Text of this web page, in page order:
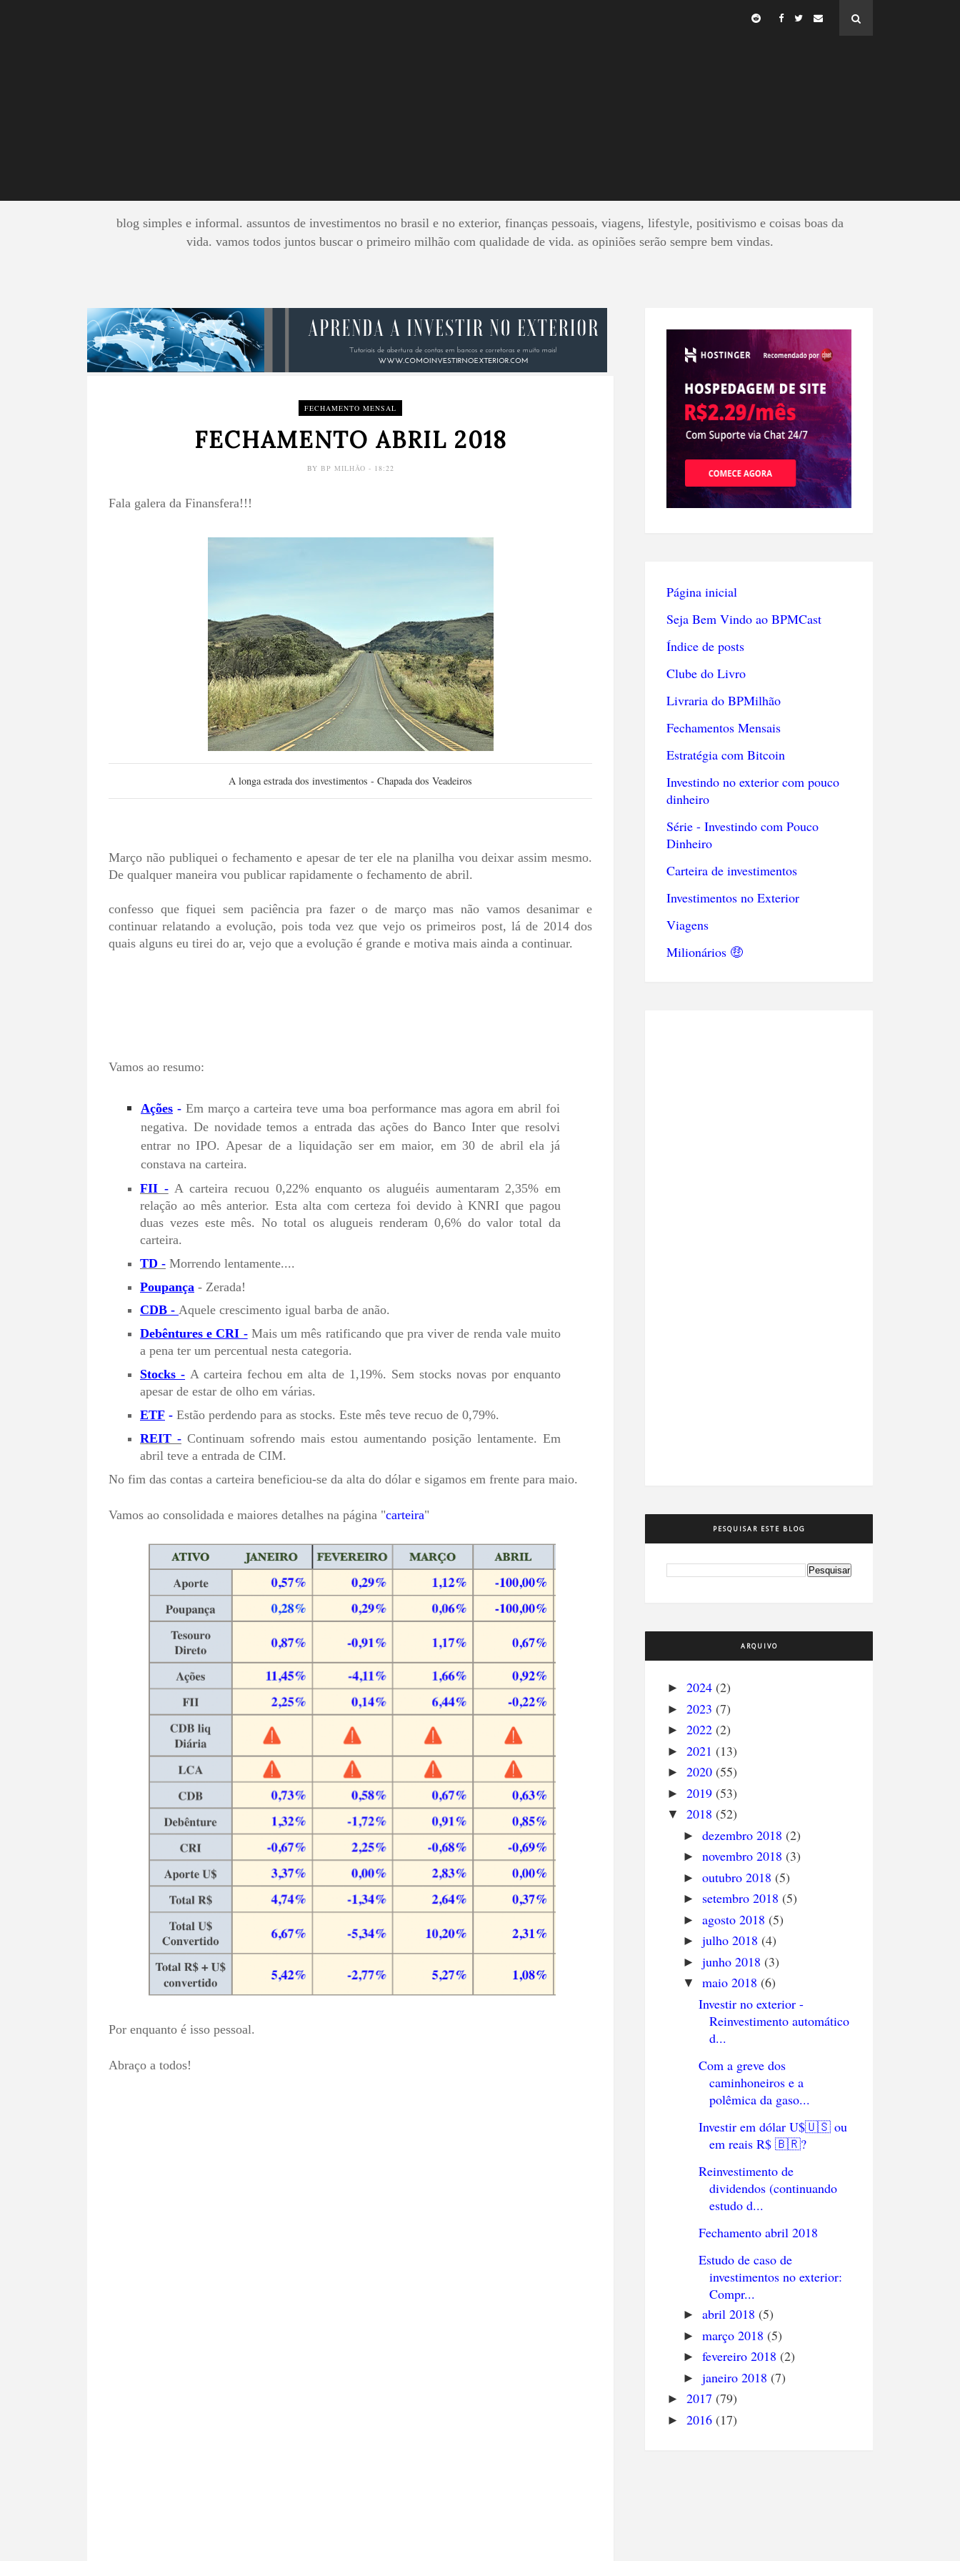
blog simples e informal. assuntos de investimentos no brasil e no exterior, finanças pessoais, viagens, lifestyle, positivismo e coisas boas da
vida. vamos todos juntos buscar o primeiro milhão com qualidade de vida. as opiniões serão sempre bem vindas.
FECHAMENTO MENSAL
FECHAMENTO ABRIL 2018
BY BP MILHÃO - 18:22
Fala galera da Finansfera!!!
A longa estrada dos investimentos - Chapada dos Veadeiros
Março não publiquei o fechamento e apesar de ter ele na planilha vou deixar assim mesmo.
De qualquer maneira vou publicar rapidamente o fechamento de abril.
confesso que fiquei sem paciência pra fazer o de março mas não vamos desanimar e
continuar relatando a evolução, pois toda vez que vejo os primeiros post, lá de 2014 dos
quais alguns eu tirei do ar, vejo que a evolução é grande e motiva mais ainda a continuar.
Vamos ao resumo:
Ações -Em março a carteira teve uma boa performance mas agora em abril foi
negativa. De novidade temos a entrada das ações do Banco Inter que resolvi
entrar no IPO. Apesar de a liquidação ser em maior, em 30 de abril ela já
constava na carteira.
FII -A carteira recuou 0,22% enquanto os aluguéis aumentaram 2,35% em
relação ao mês anterior. Esta alta com certeza foi devido à KNRI que pagou
duas vezes este mês. No total os alugueis renderam 0,6% do valor total da
carteira.
TD - Morrendo lentamente....
Poupança - Zerada!
CDB - Aquele crescimento igual barba de anão.
Debêntures e CRI -Mais um mês ratificando que pra viver de renda vale muito
a pena ter um percentual nesta categoria.
Stocks - A carteira fechou em alta de 1,19%. Sem stocks novas por enquanto
apesar de estar de olho em várias.
ETF - Estão perdendo para as stocks. Este mês teve recuo de 0,79%.
REIT - Continuam sofrendo mais estou aumentando posição lentamente. Em
abril teve a entrada de CIM.
No fim das contas a carteira beneficiou-se da alta do dólar e sigamos em frente para maio.
Vamos ao consolidada e maiores detalhes na página "carteira"
Por enquanto é isso pessoal.
Abraço a todos!
Página inicial
Seja Bem Vindo ao BPMCast
Índice de posts
Clube do Livro
Livraria do BPMilhão
Fechamentos Mensais
Estratégia com Bitcoin
Investindo no exterior com pouco
dinheiro
Série - Investindo com Pouco
Dinheiro
Carteira de investimentos
Investimentos no Exterior
Viagens
Milionários 🤑
PESQUISAR ESTE BLOG
ARQUIVO
► 2024 (2)
► 2023 (7)
► 2022 (2)
► 2021 (13)
► 2020 (55)
► 2019 (53)
▼ 2018 (52)
► dezembro 2018 (2)
► novembro 2018 (3)
► outubro 2018 (5)
► setembro 2018 (5)
► agosto 2018 (5)
► julho 2018 (4)
► junho 2018 (3)
▼ maio 2018 (6)
Investir no exterior -
Reinvestimento automático
d...
Com a greve dos
caminhoneiros e a
polêmica da gaso...
Investir em dólar U$🇺🇸 ou
em reais R$ 🇧🇷?
Reinvestimento de
dividendos (continuando
estudo d...
Fechamento abril 2018
Estudo de caso de
investimentos no exterior:
Compr...
► abril 2018 (5)
► março 2018 (5)
► fevereiro 2018 (2)
► janeiro 2018 (7)
► 2017 (79)
► 2016 (17)